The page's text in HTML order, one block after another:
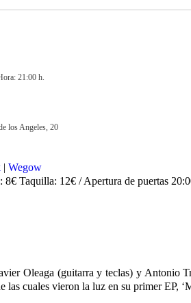
21:00 h.
los Angeles, 20
| Wegow
8€ Taquilla: 12€ / Apertura de puertas
Oleaga (guitarra y teclas) y Antonio
las cuales vieron la luz en su primer EP,